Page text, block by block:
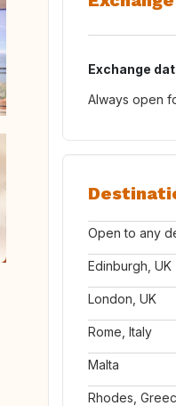
Exchange
Always open
Open to any
Edinburgh, UK
London, UK
Rome, Italy
Malta
Rhodes,